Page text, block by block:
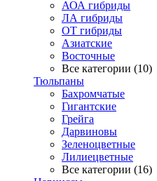
АОА гибриды
ЛА гибриды
ОТ гибриды
Азиатские
Восточные
Все категории (10)
Тюльпаны
Бахромчатые
Гигантские
Грейга
Дарвиновы
Зеленоцветные
Лилиецветные
Все категории (16)